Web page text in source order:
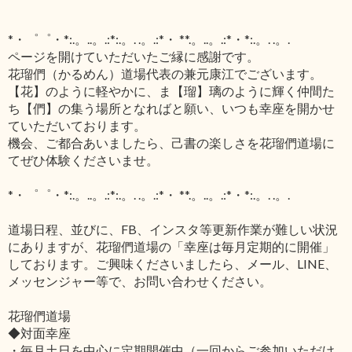
*・゜゜・*:.。..。.:*:.。. .。.:*・ **.。..。.:*・*:.。. .。.
ページを開けていただいたご縁に感謝です。
花瑠們（かるめん）道場代表の兼元康江でございます。
【花】のように軽やかに、ま【瑠】璃のように輝く仲間た
ち【們】の集う場所となればと願い、いつも幸座を開かせ
ていただいております。
機会、ご都合あいましたら、己書の楽しさを花瑠們道場に
てぜひ体験くださいませ。
*・゜゜・*:.。..。.:*:.。. .。.:*・ **.。..。.:*・*:.。. .。.
道場日程、並びに、FB、インスタ等更新作業が難しい状況
にありますが、花瑠們道場の「幸座は毎月定期的に開催」
しております。ご興味くださいましたら、メール、LINE、
メッセンジャー等で、お問い合わせください。
花瑠們道場
◆対面幸座